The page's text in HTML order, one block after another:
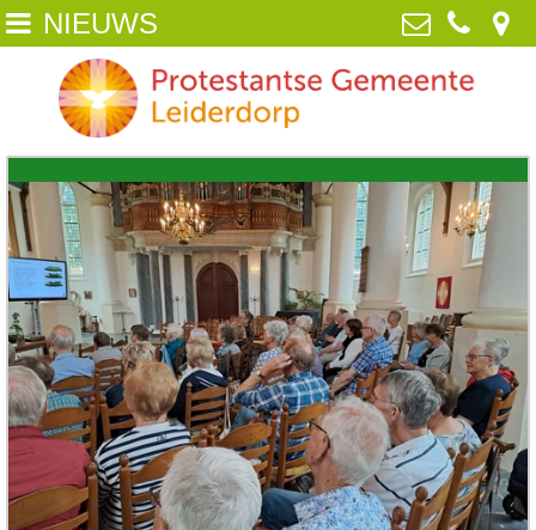
Home
Wie zijn wij
NIEUWS
Kerkdiensten
Diaconie
Jeugd
Activiteiten
Beeld
ANBI /Veilige Gemeente
Protestantse Gemeente Leiderdorp
van Poelgeestlaan 2, 2352 TD
Leiderdorp
071-5890259
info@pgleiderdorp.nl
NIEUWS